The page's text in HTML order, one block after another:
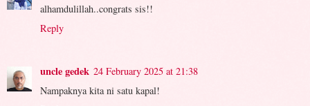
alhamdulillah..congrats sis!!
Reply
uncle gedek 24 February 2025 at 21:38
Nampaknya kita ni satu kapal!